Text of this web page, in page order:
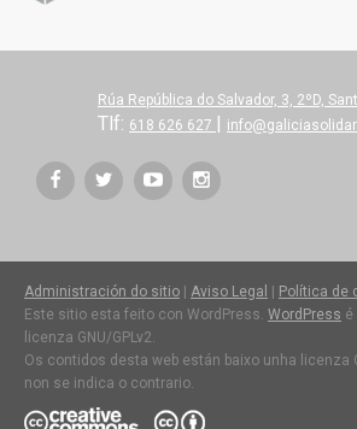
Rúa República do Salvador, 3, 2ºD,
Tlf: 618 626 627 |
Administración do sitio | Aviso Legal | Política de
Este sitio esta feito con WordPress. WordPress é
licenza GNU/GPLv2.
Os contidos desta web están baixo unha licenza
non se indica o contrario.